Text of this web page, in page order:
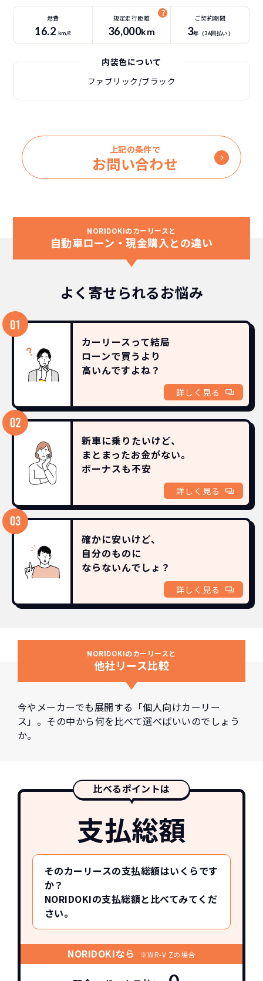
燃費
16.2 km/ℓ
規定走行距離
36,000km
ご契約期間
3年（36回払い）
内装色について
ファブリック/ブラック
上記の条件で
お問い合わせ
NORIDOKIのカーリースと
自動車ローン・現金購入との違い
よく寄せられるお悩み
カーリースって結局
ローンで買うより
高いんですよね？
詳しく見る
新車に乗りたいけど、
まとまったお金がない。
ボーナスも不安
詳しく見る
確かに安いけど、
自分のものに
ならないんでしょ？
詳しく見る
NORIDOKIのカーリースと
他社リース比較
今やメーカーでも展開する「個人向けカーリー
ス」。その中から何を比べて選べばいいのでしょう
か。
比べるポイントは
支払総額
そのカーリースの支払総額はいくらです
か？
NORIDOKIの支払総額と比べてみてくだ
さい。
NORIDOKIなら ※WR-V Zの場合